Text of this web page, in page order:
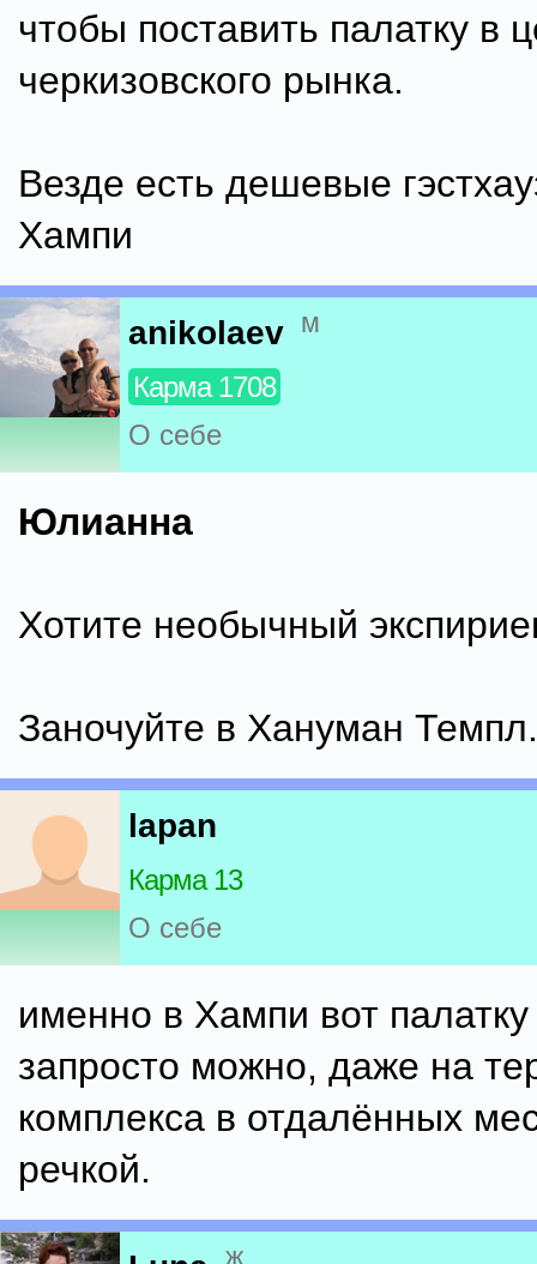
чтобы поставить палатку в
черкизовского рынка.
Везде есть дешевые
Хампи
anikolaev м
Карма 1708
О себе
Юлианна
Хотите необычный
Заночуйте в Хануман
lapan
Карма 13
О себе
именно в Хампи вот палатку
запросто можно, даже на
комплекса в отдалённых
речкой.
ж